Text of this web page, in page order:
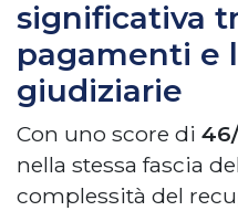
significativa
pagamenti e
giudiziarie
Con uno score di
nella stessa fascia
complessità del